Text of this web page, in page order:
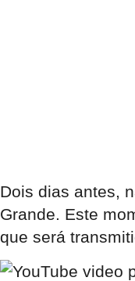
Dois dias antes,
Grande. Este
que será